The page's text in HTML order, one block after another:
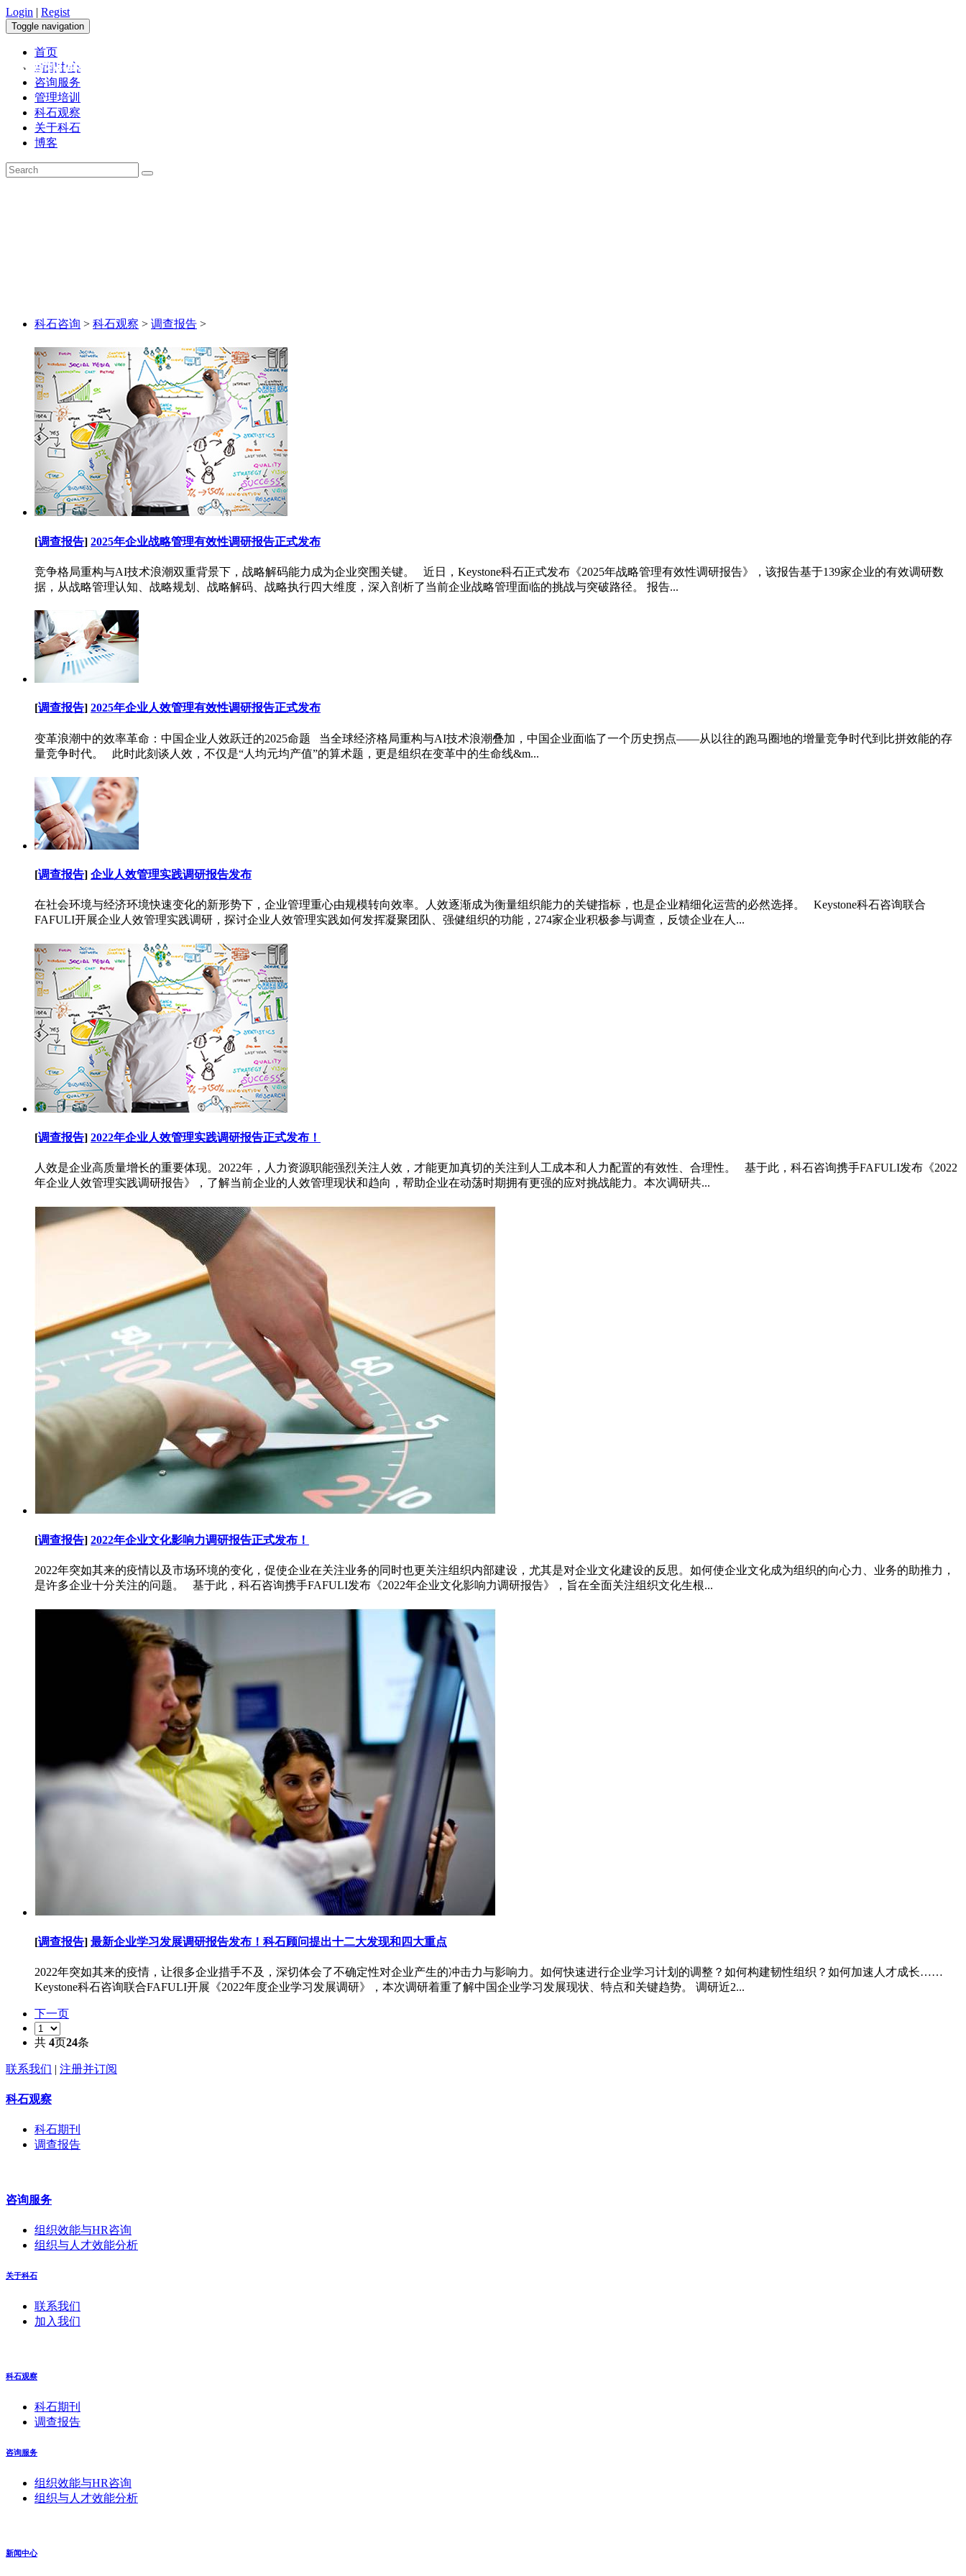
Login | Regist
Toggle navigation
首页
新闻中心
咨询服务
管理培训
科石观察
关于科石
博客
调查报告
科石咨询 > 科石观察 > 调查报告 >
[调查报告] 2025年企业战略管理有效性调研报告正式发布
竞争格局重构与AI技术浪潮双重背景下，战略解码能力成为企业突围关键。 近日，Keystone科石正式发布《2025年战略管理有效性调研报告》，该报告基于139家企业的有效调研数
据，从战略管理认知、战略规划、战略解码、战略执行四大维度，深入剖析了当前企业战略管理面临的挑战与突破路径。 报告...
[调查报告] 2025年企业人效管理有效性调研报告正式发布
变革浪潮中的效率革命：中国企业人效跃迁的2025命题‌ 当全球经济格局重构与AI技术浪潮叠加，中国企业面临了一个历史拐点——从以往的跑马圈地的增量竞争时代到比拼效能的存
量竞争时代。 此时此刻谈人效，不仅是“人均元均产值”的算术题，更是组织在变革中的生命线&m...
[调查报告] 企业人效管理实践调研报告发布
在社会环境与经济环境快速变化的新形势下，企业管理重心由规模转向效率。人效逐渐成为衡量组织能力的关键指标，也是企业精细化运营的必然选择。 Keystone科石咨询联合
FAFULI开展企业人效管理实践调研，探讨企业人效管理实践如何发挥凝聚团队、强健组织的功能，274家企业积极参与调查，反馈企业在人...
[调查报告] 2022年企业人效管理实践调研报告正式发布！
人效是企业高质量增长的重要体现。2022年，人力资源职能强烈关注人效，才能更加真切的关注到人工成本和人力配置的有效性、合理性。 基于此，科石咨询携手FAFULI发布《2022
年企业人效管理实践调研报告》，了解当前企业的人效管理现状和趋向，帮助企业在动荡时期拥有更强的应对挑战能力。本次调研共...
[调查报告] 2022年企业文化影响力调研报告正式发布！
2022年突如其来的疫情以及市场环境的变化，促使企业在关注业务的同时也更关注组织内部建设，尤其是对企业文化建设的反思。如何使企业文化成为组织的向心力、业务的助推力，
是许多企业十分关注的问题。 基于此，科石咨询携手FAFULI发布《2022年企业文化影响力调研报告》，旨在全面关注组织文化生根...
[调查报告] 最新企业学习发展调研报告发布！科石顾问提出十二大发现和四大重点
2022年突如其来的疫情，让很多企业措手不及，深切体会了不确定性对企业产生的冲击力与影响力。如何快速进行企业学习计划的调整？如何构建韧性组织？如何加速人才成长……
Keystone科石咨询联合FAFULI开展《2022年度企业学习发展调研》，本次调研着重了解中国企业学习发展现状、特点和关键趋势。 调研近2...
下一页
共 4页24条
联系我们 | 注册并订阅
科石观察
科石期刊
调查报告
咨询服务
组织效能与HR咨询
组织与人才效能分析
关于科石
联系我们
加入我们
科石观察
科石期刊
调查报告
咨询服务
组织效能与HR咨询
组织与人才效能分析
新闻中心